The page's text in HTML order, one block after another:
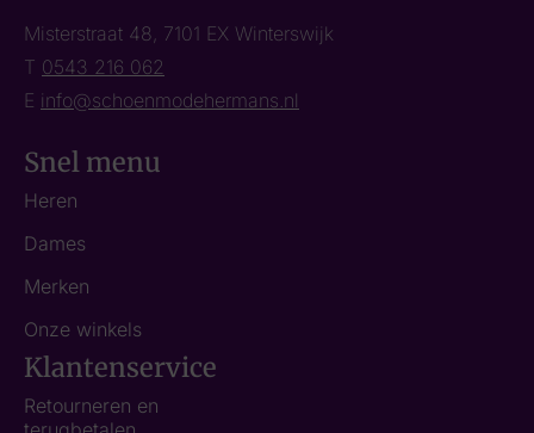
Misterstraat 48, 7101 EX Winterswijk
T 0543 216 062
E info@schoenmodehermans.nl
Snel menu
Heren
Dames
Merken
Onze winkels
Klantenservice
Retourneren en